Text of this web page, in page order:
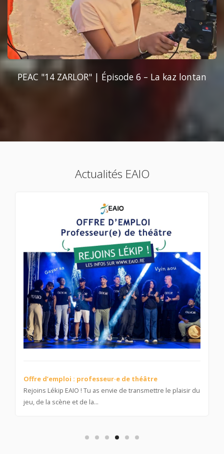
PEAC "14 ZARLOR" | Épisode 6 – La kaz lontan
Actualités EAIO
14 ZARLOR : des regards d’enfants sur leur territoire
L’École Artistique Intercommunale de l’Ouest – École du